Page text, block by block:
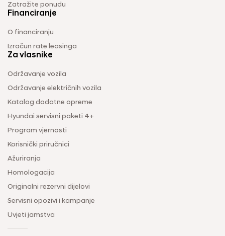
Zatražite ponudu
Financiranje
O financiranju
Izračun rate leasinga
Za vlasnike
Održavanje vozila
Održavanje električnih vozila
Katalog dodatne opreme
Hyundai servisni paketi 4+
Program vjernosti
Korisnički priručnici
Ažuriranja
Homologacija
Originalni rezervni dijelovi
Servisni opozivi i kampanje
Uvjeti jamstva